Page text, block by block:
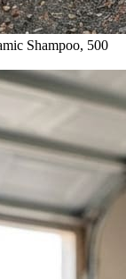
Shampoo, 500